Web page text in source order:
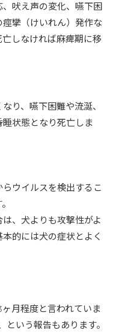
吠え声の変化、嚥下困
攣（けいれん）発作な
しなければ麻痺期に移
り、嚥下困難や流涎、
状態となり死亡しま
ウイルスを検出するこ
、犬よりも攻撃性がよ
的には犬の症状とよく
月程度と言われていま
いう報告もあります。